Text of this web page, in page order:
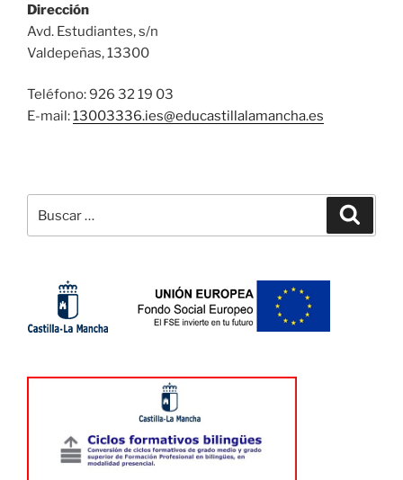
Dirección
Avd. Estudiantes, s/n
Valdepeñas, 13300
Teléfono: 926 32 19 03
E-mail:13003336.ies@educastillalamancha.es
por: